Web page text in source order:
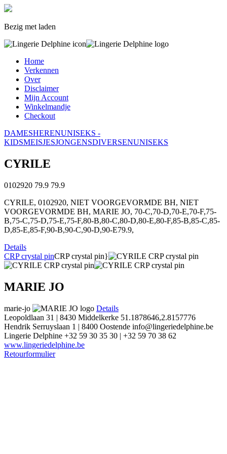
Bezig met laden
Home
Verkennen
Over
Disclaimer
Mijn Account
Winkelmandje
Checkout
DAMESHERENUNISEKS -
KIDSMEISJESJONGENSDIVERSENUNISEKS
CYRILE
0102920 79.9 79.9
CYRILE, 0102920, NIET VOORGEVORMDE BH, NIET
VOORGEVORMDE BH, MARIE JO, 70-C,70-D,70-E,70-F,75-
B,75-C,75-D,75-E,75-F,80-B,80-C,80-D,80-E,80-F,85-B,85-C,85-
D,85-E,85-F,90-B,90-C,90-D,90-E79.9,
Details
CRP crystal pinCRP crystal pin}
MARIE JO
marie-jo
Details
Leopoldlaan 31 | 8430 Middelkerke 51.1878646,2.8157776
Hendrik Serruyslaan 1 | 8400 Oostende info@lingeriedelphine.be
Lingerie Delphine +32 59 30 35 30 | +32 59 70 38 62
www.lingeriedelphine.be
Retourformulier